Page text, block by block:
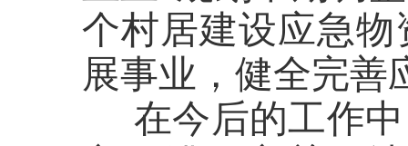
个村居建设应急
展事业，健全完善
在今后的工作